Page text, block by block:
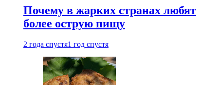
Почему в жарких странах любят
более острую пищу
2 года спустя1 год спустя